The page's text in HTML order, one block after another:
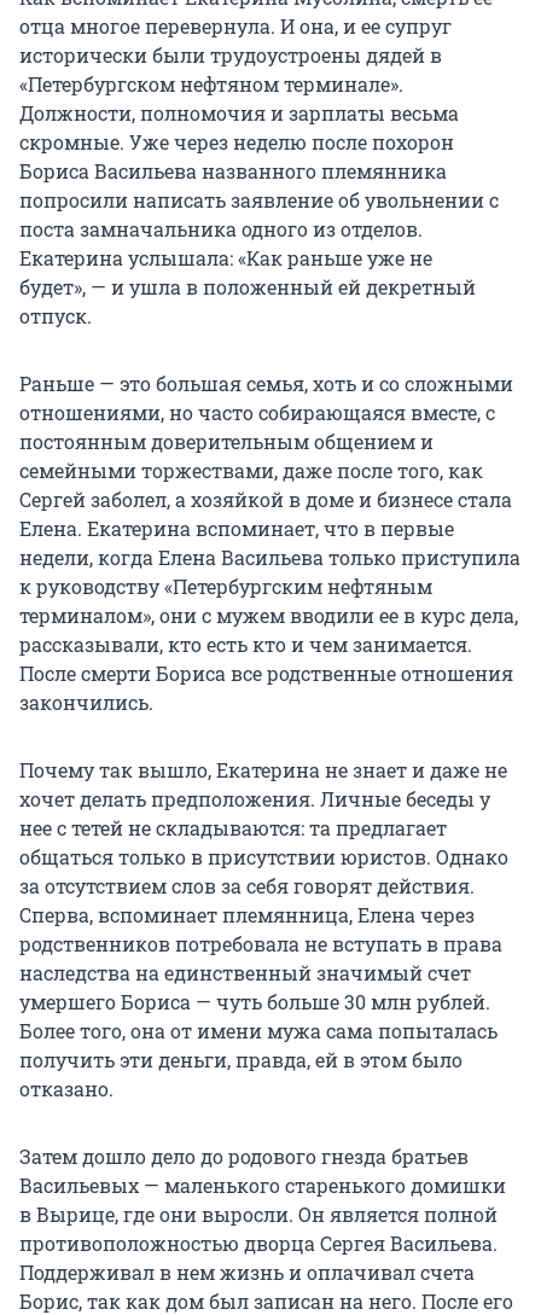
отца многое перевернула. И она, и ее супруг
исторически были трудоустроены дядей в
«Петербургском нефтяном терминале».
Должности, полномочия и зарплаты весьма
скромные. Уже через неделю после похорон
Бориса Васильева названного племянника
попросили написать заявление об увольнении с
поста замначальника одного из отделов.
Екатерина услышала: «Как раньше уже не
будет», — и ушла в положенный ей декретный
отпуск.
Раньше — это большая семья, хоть и со сложными
отношениями, но часто собирающаяся вместе, с
постоянным доверительным общением и
семейными торжествами, даже после того, как
Сергей заболел, а хозяйкой в доме и бизнесе стала
Елена. Екатерина вспоминает, что в первые
недели, когда Елена Васильева только приступила
к руководству «Петербургским нефтяным
терминалом», они с мужем вводили ее в курс дела,
рассказывали, кто есть кто и чем занимается.
После смерти Бориса все родственные отношения
закончились.
Почему так вышло, Екатерина не знает и даже не
хочет делать предположения. Личные беседы у
нее с тетей не складываются: та предлагает
общаться только в присутствии юристов. Однако
за отсутствием слов за себя говорят действия.
Сперва, вспоминает племянница, Елена через
родственников потребовала не вступать в права
наследства на единственный значимый счет
умершего Бориса — чуть больше 30 млн рублей.
Более того, она от имени мужа сама попыталась
получить эти деньги, правда, ей в этом было
отказано.
Затем дошло дело до родового гнезда братьев
Васильевых — маленького старенького домишки
в Вырице, где они выросли. Он является полной
противоположностью дворца Сергея Васильева.
Поддерживал в нем жизнь и оплачивал счета
Борис, так как дом был записан на него. После его